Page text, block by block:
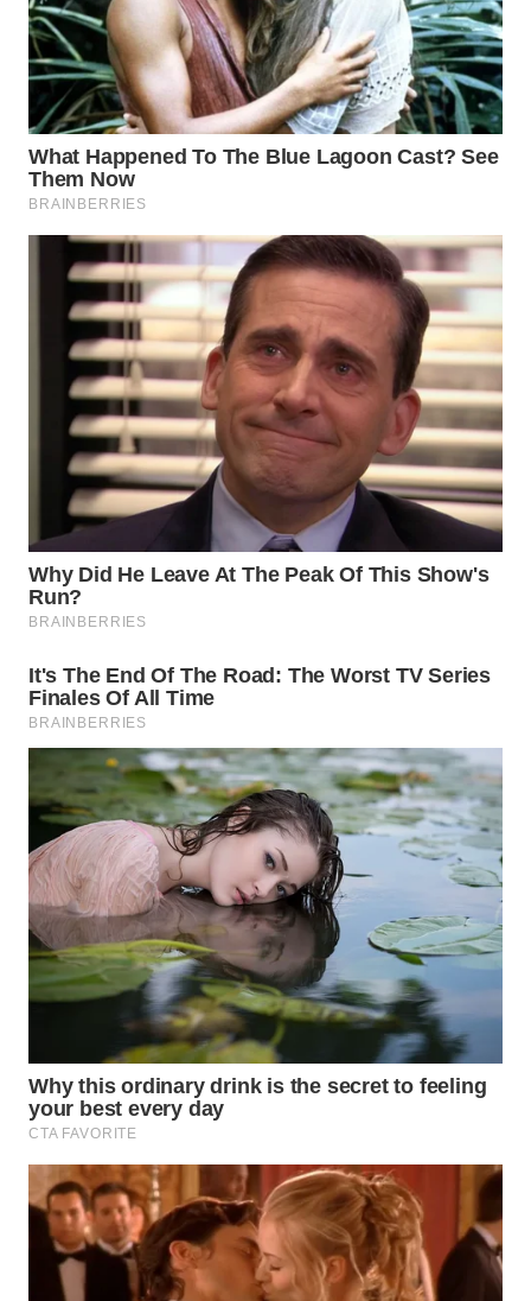
WN
PAKPAK
WN
KARAWANG
WN
WN
BOGOR
WN
DEPOK
WN
TAPANULI
UTARA
WN
SAMOSIR
PADANG
LAWAS
WN
SUMEDANG
WN
CIANJUR
WN
KEPULAUAN
SERIBU
WN
TANGERANG
WN
BINJAI
WN
CIREBON